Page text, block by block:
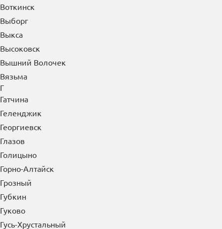
Воткинск
Выборг
Выкса
Высоковск
Вышний Волочек
Вязьма
Г
Гатчина
Геленджик
Георгиевск
Глазов
Голицыно
Горно-Алтайск
Грозный
Губкин
Гуково
Гусь-Хрустальный